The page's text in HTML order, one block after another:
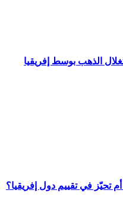
الذهب بوسط إفريقيا
تحيّز في تقييم دول إفريقيا؟